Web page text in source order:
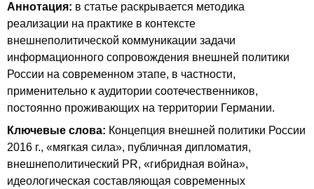
Аннотация: в статье раскрывается методика
реализации на практике в контексте
внешнеполитической коммуникации задачи
информационного сопровождения внешней политики
России на современном этапе, в частности,
применительно к аудитории соотечественников,
постоянно проживающих на территории Германии.
Ключевые слова: Концепция внешней политики России
2016 г., «мягкая сила», публичная дипломатия,
внешнеполитический PR, «гибридная война»,
идеологическая составляющая современных